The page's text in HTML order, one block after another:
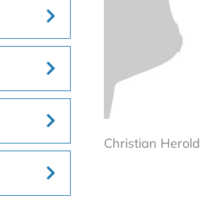
Christian Herold